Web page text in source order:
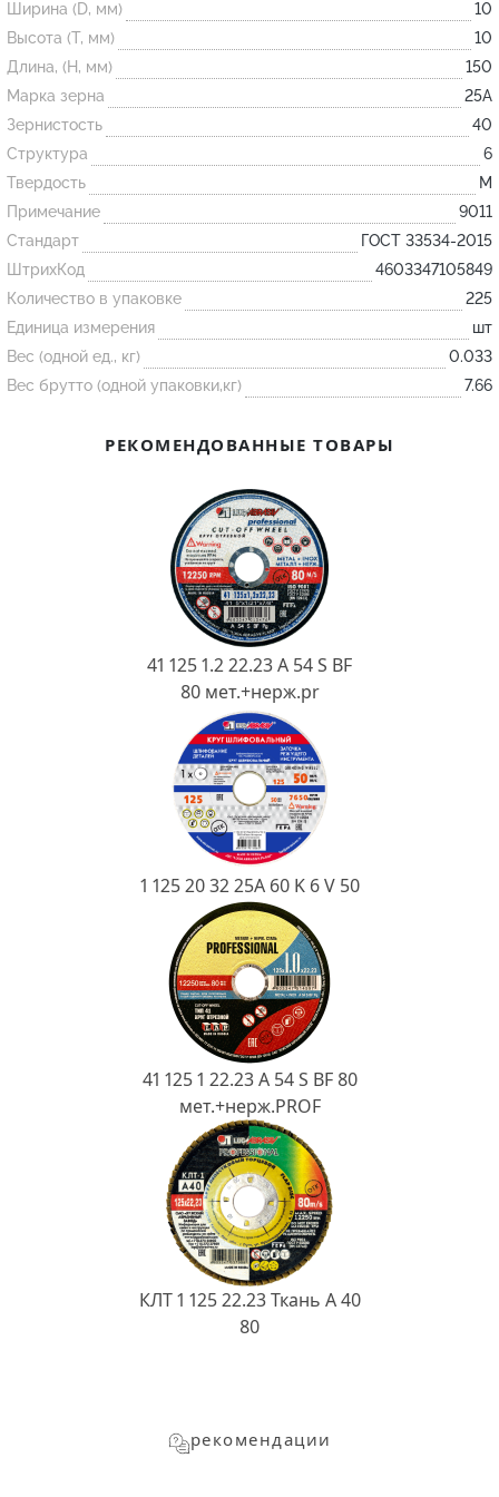
Огнеупорные
изделия
Скачать каталог
Тигель
Муфель
Черпак
Шербер
Трубка
Стержень
Пробка
Лодочка
Ковш разливочный
Огнеупорная SiC смесь
Ширина (D, мм)
10
Высота (T, мм)
10
Длина, (H, мм)
150
Марка зерна
25А
Зернистость
40
Структура
6
Твердость
M
Примечание
9011
Стандарт
ГОСТ 33534-2015
ШтрихКод
4603347105849
Количество в упаковке
225
Единица измерения
шт
Вес (одной ед., кг)
0.033
Вес брутто (одной упаковки,кг)
7.66
РЕКОМЕНДОВАННЫЕ ТОВАРЫ
41 125 1.2 22.23 A 54 S BF
80 мет.+нерж.pr
1 125 20 32 25А 60 K 6 V 50
41 125 1 22.23 A 54 S BF 80
мет.+нерж.PROF
КЛТ 1 125 22.23 Ткань A 40
80
рекомендации